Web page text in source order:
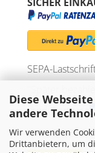
Diese
andere
Wir verwenden
Drittanbietern, um
SEPA-
Kreditkarte via
WIR